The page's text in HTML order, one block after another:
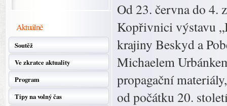
Aktuálně
Soutěž
Ve zkratce aktuality
Program
Tipy na volný čas
Od 23. června do 4.
Kopřivnici výstavu
krajiny Beskyd a
Michaelem
propagační
od počátku 20.